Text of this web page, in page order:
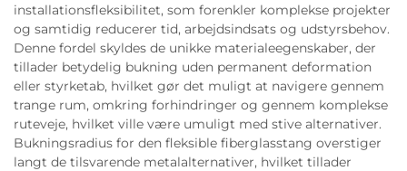
installationsfleksibilitet, som forenkler komplekse projekter
og samtidig reducerer tid, arbejdsindsats og udstyrsbehov.
Denne fordel skyldes de unikke materialeegenskaber, der
tillader betydelig bukning uden permanent deformation
eller styrketab, hvilket gør det muligt at navigere gennem
trange rum, omkring forhindringer og gennem komplekse
ruteveje, hvilket ville være umuligt med stive alternativer.
Bukningsradius for den fleksible fiberglasstang overstiger
langt de tilsvarende metalalternativer, hvilket tillader